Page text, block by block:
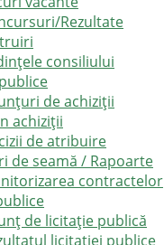
Rezultate
consiliului
de achiziții
achiziții
de atribuire
de seamă / Rapoarte
contractelor
de licitație publică
licitației publice